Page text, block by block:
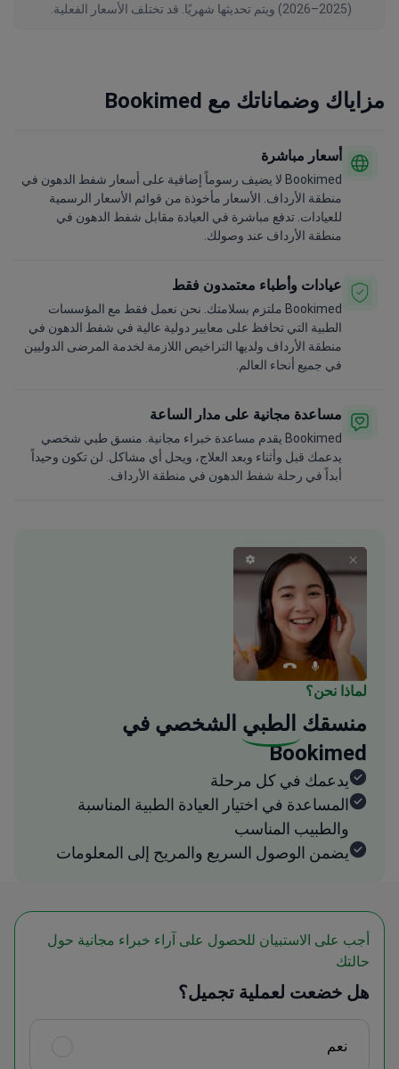
(2025–2026) ويتم تحديثها شهريًا. قد تختلف الأسعار الفعلية.
مزاياك وضماناتك مع Bookimed
أسعار مباشرة
Bookimed لا يضيف رسوماً إضافية على أسعار شفط الدهون في
منطقة الأرداف. الأسعار مأخوذة من قوائم الأسعار الرسمية
للعيادات. تدفع مباشرة في العيادة مقابل شفط الدهون في
منطقة الأرداف عند وصولك.
عيادات وأطباء معتمدون فقط
Bookimed ملتزم بسلامتك. نحن نعمل فقط مع المؤسسات
الطبية التي تحافظ على معايير دولية عالية في شفط الدهون في
منطقة الأرداف ولديها التراخيص اللازمة لخدمة المرضى الدوليين
في جميع أنحاء العالم.
مساعدة مجانية على مدار الساعة
Bookimed يقدم مساعدة خبراء مجانية. منسق طبي شخصي
يدعمك قبل وأثناء وبعد العلاج، ويحل أي مشاكل. لن تكون وحيداً
أبداً في رحلة شفط الدهون في منطقة الأرداف.
لماذا نحن؟
منسقك الطبي الشخصي في
Bookimed
يدعمك في كل مرحلة
المساعدة في اختيار العيادة الطبية المناسبة
والطبيب المناسب
يضمن الوصول السريع والمريح إلى المعلومات
أجب على الاستبيان للحصول على آراء خبراء مجانية حول
حالتك
هل خضعت لعملية تجميل؟
نعم